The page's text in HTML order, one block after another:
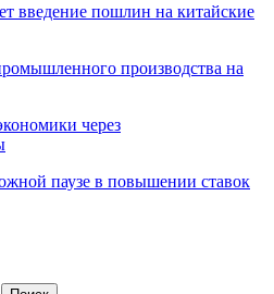
введение пошлин на китайские
производства на
через
паузе в повышении ставок